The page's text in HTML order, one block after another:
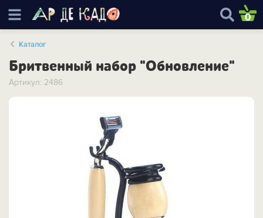
0
Каталог
Бритвенный набор "Обновление"
Артикул: 2486